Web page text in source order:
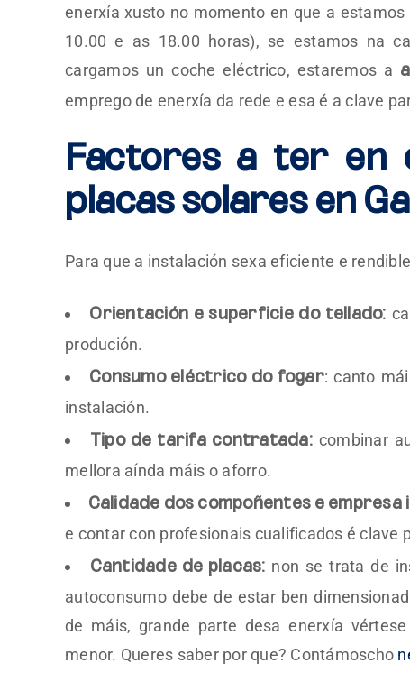
enerxía xusto no momento en que a
10.00 e as 18.00 horas), se estamos na
cargamos un coche eléctrico, estaremos a
emprego de enerxía da rede e esa é a clave
Factores a ter en
placas solares en
Para que a instalación sexa eficiente e
Orientación e superficie do tellado:
produción.
Consumo eléctrico do fogar: canto
instalación.
Tipo de tarifa contratada:combinar
mellora aínda máis o aforro.
Calidade dos compoñentes e empresa
e contar con profesionais cualificados é clave
Cantidade de placas: non se trata de
autoconsumo debe de estar ben
de máis, grande parte desa enerxía
menor. Queres saber por que? Contámoscho